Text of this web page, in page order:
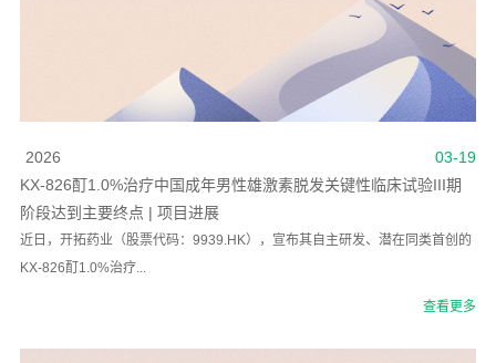
03-19
2026
KX-826酊1.0%治疗中国成年男性雄激素脱发关键性临床试验III期
阶段达到主要终点 | 项目进展
近日，开拓药业（股票代码：9939.HK），宣布其自主研发、潜在同类首创的
KX-826酊1.0%治疗...
查看更多